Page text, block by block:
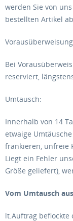
werden Sie von
bestellten Artikel
Bei
reserviert,
Umtausch:
Innerhalb von 14
etwaige
frankieren, unfreie
Liegt ein Fehler
Größe geliefert),
Vom Umtausch
lt.Auftrag beflockte